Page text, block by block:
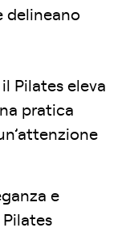
delineano
il Pilates eleva
pratica
e